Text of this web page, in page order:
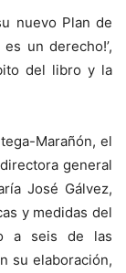
nuevo Plan de
un derecho!’,
del libro y la
Marañón, el
general
José Gálvez,
y medidas del
a seis de las
su elaboración,